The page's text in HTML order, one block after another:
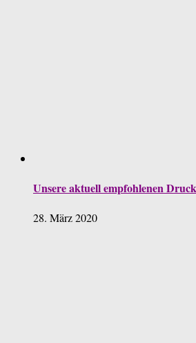
Unsere aktuell empfohlenen
28. März 2020